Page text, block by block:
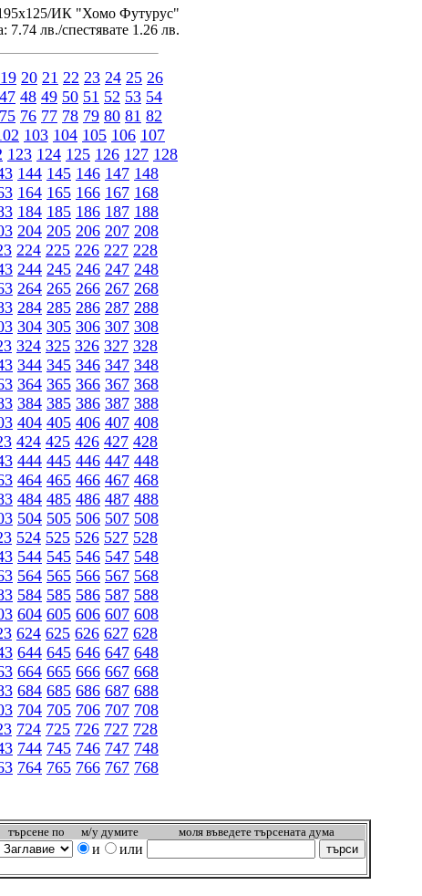
ИК "Хомо Футурус"
7.74 лв./спестявате 1.26 лв.
19 20 21 22 23 24 25 26
47 48 49 50 51 52 53 54
75 76 77 78 79 80 81 82
103 104 105 106 107
123 124 125 126 127 128
144 145 146 147 148
164 165 166 167 168
184 185 186 187 188
204 205 206 207 208
224 225 226 227 228
244 245 246 247 248
264 265 266 267 268
284 285 286 287 288
304 305 306 307 308
324 325 326 327 328
344 345 346 347 348
364 365 366 367 368
384 385 386 387 388
404 405 406 407 408
424 425 426 427 428
444 445 446 447 448
464 465 466 467 468
484 485 486 487 488
504 505 506 507 508
524 525 526 527 528
544 545 546 547 548
564 565 566 567 568
584 585 586 587 588
604 605 606 607 608
624 625 626 627 628
644 645 646 647 648
664 665 666 667 668
684 685 686 687 688
704 705 706 707 708
724 725 726 727 728
744 745 746 747 748
764 765 766 767 768
търсeне по м/у думите моля въведете търсената дума
и или